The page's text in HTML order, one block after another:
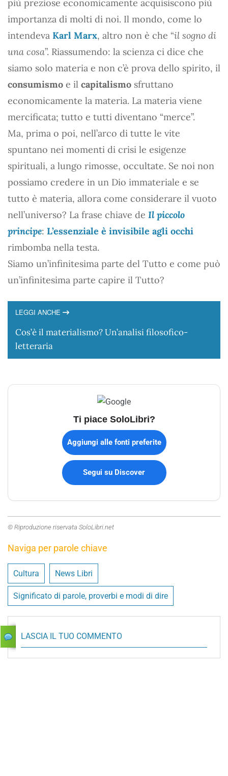
più preziose economicamente acquisiscono più
importanza di molti di noi. Il mondo, come lo
intendeva Karl Marx, altro non è che “il sogno di
una cosa”. Riassumendo: la scienza ci dice che
siamo solo materia e non c’è prova dello spirito, il
consumismo e il capitalismo sfruttano
economicamente la materia. La materia viene
mercificata; tutto e tutti diventano “merce”.
Ma, prima o poi, nell’arco di tutte le vite
spuntano nei momenti di crisi le esigenze
spirituali, a lungo rimosse, occultate. Se noi non
possiamo credere in un Dio immateriale e se
tutto è materia, allora come considerare il vuoto
nell’universo? La frase chiave de Il piccolo
principe: L’essenziale è invisibile agli occhi
rimbomba nella testa.
Siamo un’infinitesima parte del Tutto e come può
un’infinitesima parte capire il Tutto?
LEGGI ANCHE
Cos’è il materialismo? Un’analisi filosofico-
letteraria
Ti piace SoloLibri?
Aggiungi alle fonti preferite
Segui su Discover
© Riproduzione riservata SoloLibri.net
Naviga per parole chiave
Cultura News Libri
Significato di parole, proverbi e modi di dire
LASCIA IL TUO COMMENTO